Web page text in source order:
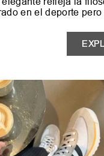
en el deporte